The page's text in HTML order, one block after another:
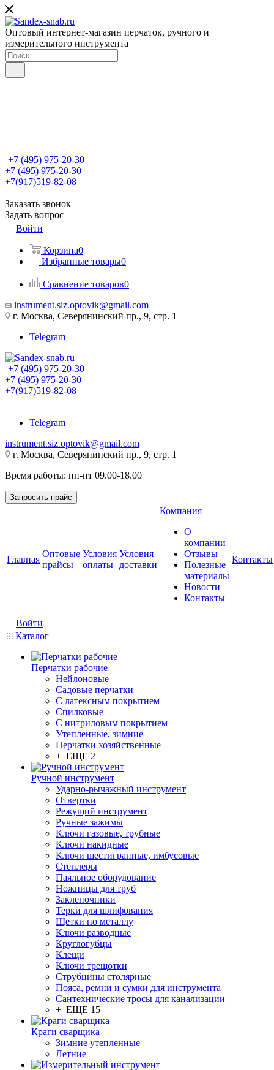
Оптовый интернет-магазин перчаток, ручного и
измерительного инструмента
+7 (495) 975-20-30
+7 (495) 975-20-30
+7(917)519-82-08
Заказать звонок
Задать вопрос
Войти
Корзина0
Избранные товары0
Сравнение товаров0
instrument.siz.optovik@gmail.com
г. Москва, Северянинский пр., 9, стр. 1
Telegram
+7 (495) 975-20-30
+7 (495) 975-20-30
+7(917)519-82-08
Telegram
instrument.siz.optovik@gmail.com
г. Москва, Северянинский пр., 9, стр. 1
Время работы: пн-пт 09.00-18.00
Запросить прайс
Главная
Оптовые
прайсы
Условия
оплаты
Условия
доставки
Компания
О
компании
Отзывы
Полезные
материалы
Новости
Контакты
Контакты
Войти
Каталог
Перчатки рабочие
Нейлоновые
Садовые перчатки
С латексным покрытием
Cпилковые
С нитриловым покрытием
Утепленные, зимние
Перчатки хозяйственные
+ ЕЩЕ 2
Ручной инструмент
Ударно-рычажный инструмент
Отвертки
Режущий инструмент
Ручные зажимы
Ключи газовые, трубные
Ключи накидные
Ключи шестигранные, имбусовые
Степлеры
Паяльное оборудование
Ножницы для труб
Заклепочники
Терки для шлифования
Щетки по металлу
Ключи разводные
Круглогубцы
Клещи
Ключи трещотки
Струбцины столярные
Пояса, ремни и сумки для инструмента
Сантехнические тросы для канализации
+ ЕЩЕ 15
Краги сварщика
Зимние утепленные
Летние